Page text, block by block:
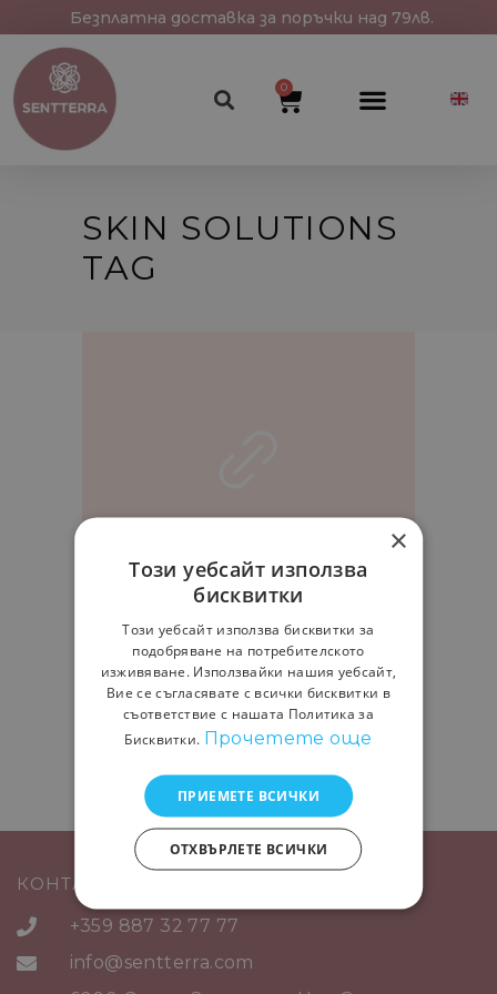
Безплатна доставка за поръчки над 79лв.
0
SKIN SOLUTIONS
TAG
/user/mikado-
themes/portfolio
КОНТАКТИ
+359 887 32 77 77
info@sentterra.com
×
Този уебсайт използва
бисквитки
Този уебсайт използва бисквитки за
подобряване на потребителското
изживяване. Използвайки нашия уебсайт,
Вие се съгласявате с всички бисквитки в
съответствие с нашата Политика за
Бисквитки. Прочетете още
ПРИЕМЕТЕ ВСИЧКИ
ОТХВЪРЛЕТЕ ВСИЧКИ